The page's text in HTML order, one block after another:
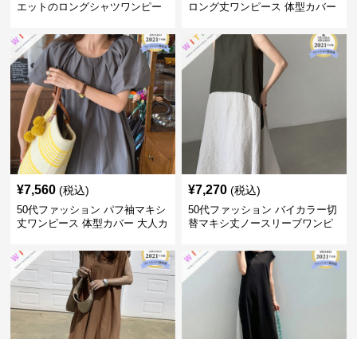
エットのロングシャツワンピー
ロング丈ワンピース 体型カバー
¥7,560 (税込)
50代ファッション パフ袖マキシ
丈ワンピース 体型カバー 大人カ
¥7,270 (税込)
50代ファッション バイカラー切
替マキシ丈ノースリーブワンピ